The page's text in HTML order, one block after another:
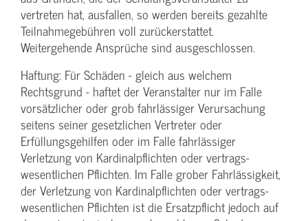
vertreten hat, ausfallen, so werden bereits gezahlte
Teilnahme­gebühren voll zurückerstattet.
Weitergehende Ansprüche sind ausgeschlossen.
Haftung: Für Schäden - gleich aus welchem
Rechtsgrund - haftet der Veranstalter nur im Falle
vorsätzlicher oder grob fahrlässiger Verursachung
seitens seiner gesetzlichen Vertreter oder
Erfüllungsgehilfen oder im Falle fahrlässiger
Verletzung von Kardinalpflichten oder vertrags­
wesentlichen Pflichten. Im Falle grober Fahrlässigkeit,
der Verletzung von Kardinalpflichten oder vertrags­
wesentlichen Pflichten ist die Ersatzpflicht jedoch auf